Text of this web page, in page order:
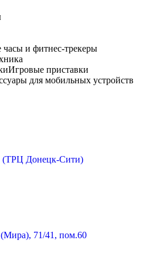
и фитнес-трекеры
Игровые приставки
для мобильных устройств
(ТРЦ Донецк-Сити)
71/41, пом.60